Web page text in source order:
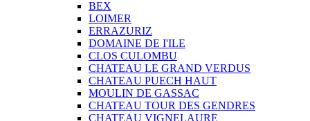
BEX
LOIMER
ERRAZURIZ
DOMAINE DE I'ILE
CLOS CULOMBU
CHATEAU LE GRAND VERDUS
CHATEAU PUECH HAUT
MOULIN DE GASSAC
CHATEAU TOUR DES GENDRES
CHATEAU VIGNELAURE